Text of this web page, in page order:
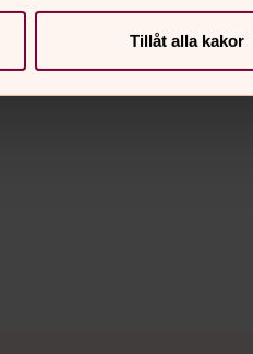
Tillåt alla kakor